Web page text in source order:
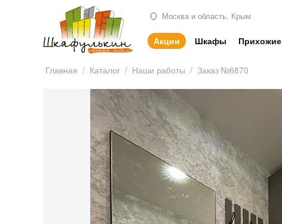
Москва и область, Крым
Акции Шкафы Прихожие
Главная / Каталог / Наши работы / Заказ №6870